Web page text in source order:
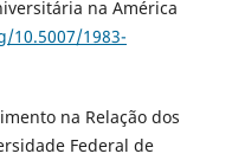
na América
10.5007/1983-
na Relação dos
Federal de